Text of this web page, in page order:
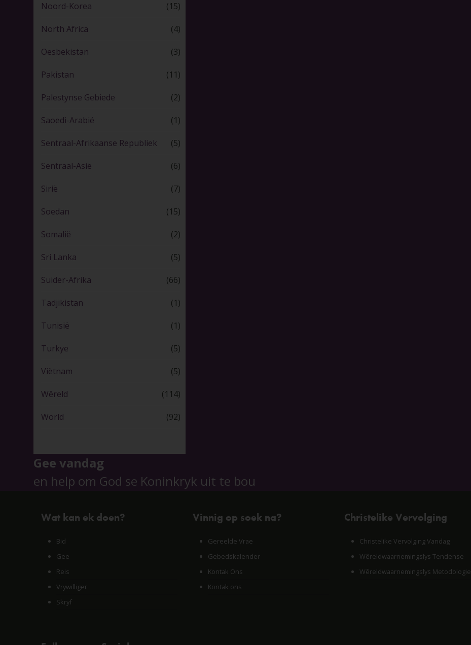
Noord-Korea (15)
North Africa (4)
Oesbekistan (3)
Pakistan (11)
Palestynse Gebiede (2)
Saoedi-Arabië (1)
Sentraal-Afrikaanse Republiek (5)
Sentraal-Asië (6)
Sirië (7)
Soedan (15)
Somalië (2)
Sri Lanka (5)
Suider-Afrika (66)
Tadjikistan (1)
Tunisië (1)
Turkye (5)
Viëtnam (5)
Wêreld (114)
World (92)
Gee vandag
en help om God se Koninkryk uit te bou
Wat kan ek doen?
Bid
Gee
Reis
Vrywilliger
Skryf
Vinnig op soek na?
Gereelde Vrae
Gebedskalender
Kontak Ons
Kontak ons
Christelike Vervolging
Christelike Vervolging Vandag
Wêreldwaarnemingslys Tendense
Wêreldwaarnemingslys Metodologie